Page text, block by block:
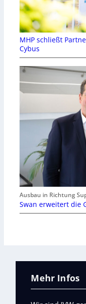
MHP schließt
Cybus
Ausbau in Richtung
Swan erweitert die
Mehr Infos